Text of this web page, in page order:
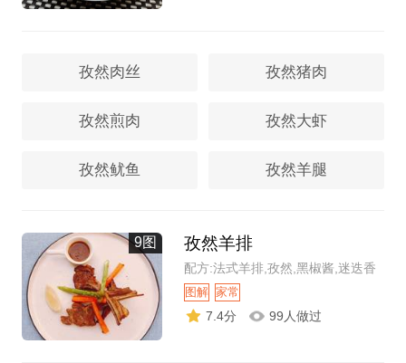
孜然肉丝 孜然猪肉
孜然煎肉 孜然大虾
孜然鱿鱼 孜然羊腿
9图 孜然羊排
配方:法式羊排,孜然,黑椒酱,迷迭香
图解 家常
7.4分 99人做过